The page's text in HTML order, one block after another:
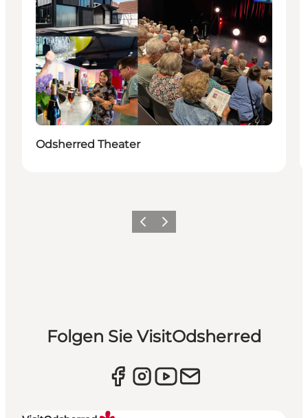
Odsherred Theater
Vorherige Folie
Nächste Folie
Folgen Sie VisitOdsherred